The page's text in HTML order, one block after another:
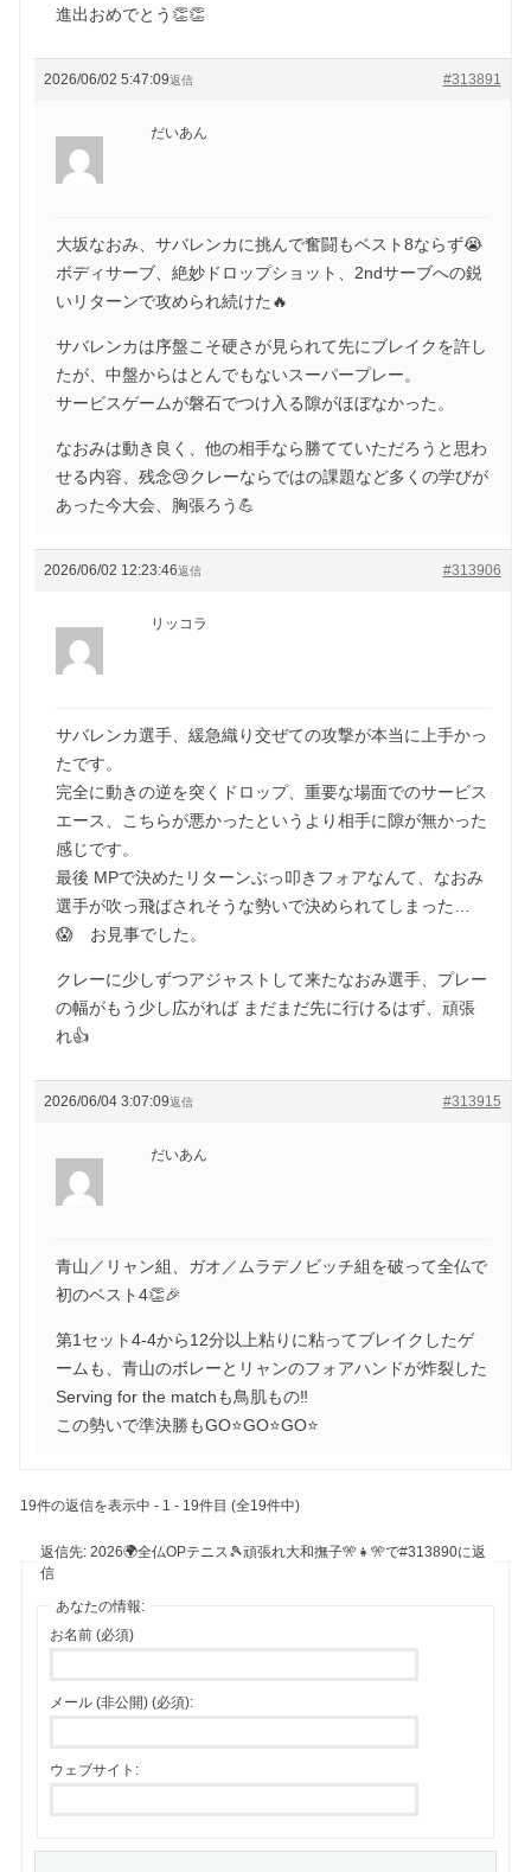
進出おめでとう👏👏
2026/06/02 5:47:09 #313891
返信
だいあん
大坂なおみ、サバレンカに挑んで奮闘もベスト8ならず😭
ボディサーブ、絶妙ドロップショット、2ndサーブへの鋭
いリターンで攻められ続けた🔥
サバレンカは序盤こそ硬さが見られて先にブレイクを許し
たが、中盤からはとんでもないスーパープレー。
サービスゲームが磐石でつけ入る隙がほぼなかった。
なおみは動き良く、他の相手なら勝てていただろうと思わ
せる内容、残念😢クレーならではの課題など多くの学びが
あった今大会、胸張ろう💪
2026/06/02 12:23:46 #313906
返信
リッコラ
サバレンカ選手、緩急織り交ぜての攻撃が本当に上手かっ
たです。
完全に動きの逆を突くドロップ、重要な場面でのサービス
エース、こちらが悪かったというより相手に隙が無かった
感じです。
最後 MPで決めたリターンぶっ叩きフォアなんて、なおみ
選手が吹っ飛ばされそうな勢いで決められてしまった…
😱 お見事でした。
クレーに少しずつアジャストして来たなおみ選手、プレー
の幅がもう少し広がれば まだまだ先に行けるはず、頑張
れ👍
2026/06/04 3:07:09 #313915
返信
だいあん
青山／リャン組、ガオ／ムラデノビッチ組を破って全仏で
初のベスト4👏🎉
第1セット4-4から12分以上粘りに粘ってブレイクしたゲ
ームも、青山のボレーとリャンのフォアハンドが炸裂した
Serving for the matchも鳥肌もの‼️
この勢いで準決勝もGO⭐️GO⭐️GO⭐️
19件の返信を表示中 - 1 - 19件目 (全19件中)
返信先: 2026🌍全仏OPテニス🎾頑張れ大和撫子🎌👧🎌で#313890に返
信
あなたの情報:
お名前 (必須)
メール (非公開) (必須):
ウェブサイト: